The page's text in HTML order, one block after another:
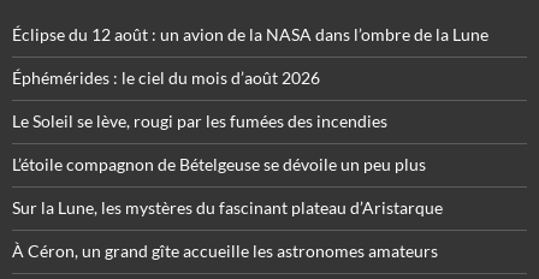
Éclipse du 12 août : un avion de la NASA dans l’ombre de la Lune
Éphémérides : le ciel du mois d’août 2026
Le Soleil se lève, rougi par les fumées des incendies
L’étoile compagnon de Bételgeuse se dévoile un peu plus
Sur la Lune, les mystères du fascinant plateau d’Aristarque
À Céron, un grand gîte accueille les astronomes amateurs